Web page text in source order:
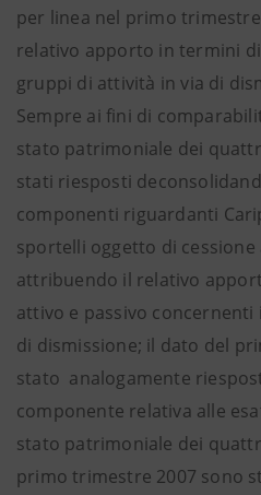
per linea nel primo
relativo apporto in termini
gruppi di attività in via di
Sempre ai fini di
stato patrimoniale dei
stati riesposti
componenti riguardanti
sportelli oggetto di cessione
attribuendo il relativo
attivo e passivo
di dismissione; il dato del
stato analogamente
componente relativa alle
stato patrimoniale dei
primo trimestre 2007 sono